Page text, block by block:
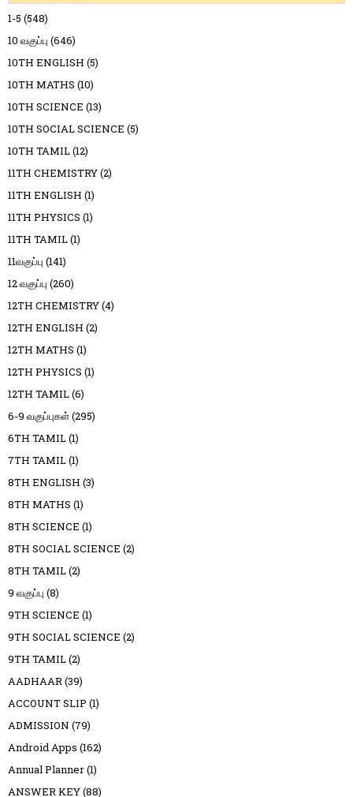
1-5 (548)
10 வகுப்பு (646)
10TH ENGLISH (5)
10TH MATHS (10)
10TH SCIENCE (13)
10TH SOCIAL SCIENCE (5)
10TH TAMIL(12)
11TH CHEMISTRY(2)
11TH ENGLISH (1)
11TH PHYSICS (1)
11TH TAMIL(1)
11வகுப்பு (141)
12 வகுப்பு (260)
12TH CHEMISTRY(4)
12TH ENGLISH (2)
12TH MATHS (1)
12TH PHYSICS (1)
12TH TAMIL(6)
6-9 வகுப்புகள்(295)
6TH TAMIL(1)
7TH TAMIL(1)
8TH ENGLISH (3)
8TH MATHS (1)
8TH SCIENCE (1)
8TH SOCIAL SCIENCE (2)
8TH TAMIL(2)
9 வகுப்பு (8)
9TH SCIENCE (1)
9TH SOCIAL SCIENCE (2)
9TH TAMIL(2)
AADHAAR(39)
ACCOUNT SLIP (1)
ADMISSION (79)
Android Apps (162)
Annual Planner(1)
ANSWER KEY(88)